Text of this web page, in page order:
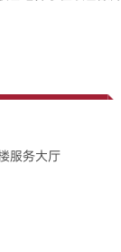
服务大厅